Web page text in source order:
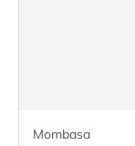
Mombasa